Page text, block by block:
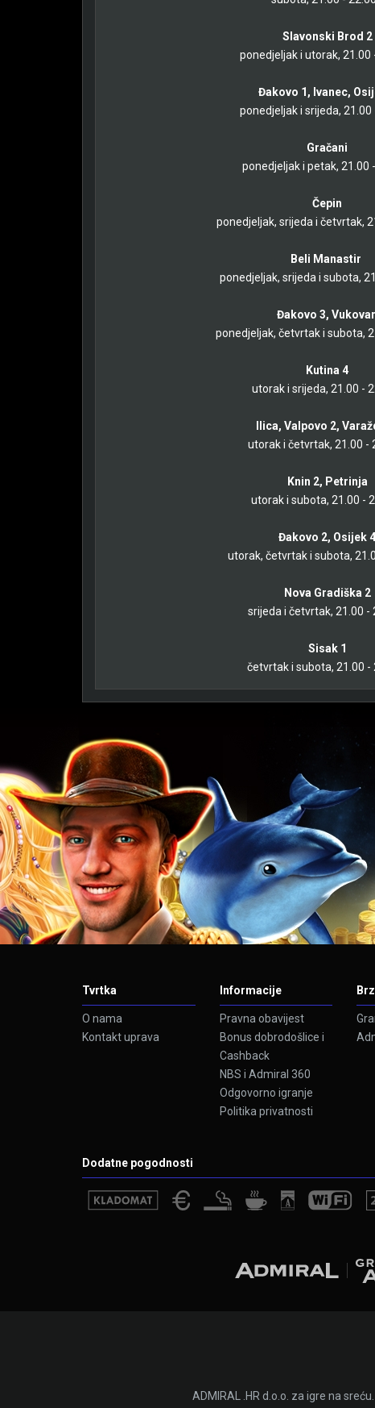
Slavonski Brod 2
ponedjeljak i utorak, 21.00
Đakovo 1, Ivanec,
ponedjeljak i srijeda, 21.00
Gračani
ponedjeljak i petak, 21.00
Čepin
ponedjeljak, srijeda i četvrtak,
Beli Manastir
ponedjeljak, srijeda i subota,
Đakovo 3, Vukovar
ponedjeljak, četvrtak i subota,
Kutina 4
utorak i srijeda, 21.00 -
Ilica, Valpovo 2,
utorak i četvrtak, 21.00 -
Knin 2, Petrinja
utorak i subota, 21.00 -
Đakovo 2, Osijek 4
utorak, četvrtak i subota,
Nova Gradiška 2
srijeda i četvrtak, 21.00 -
Sisak 1
četvrtak i subota, 21.00 -
Tvrtka
O nama
Kontakt uprava
Informacije
Pravna obavijest
Bonus dobrodošlice i
Cashback
NBS i Admiral 360
Odgovorno igranje
Politika privatnosti
Dodatne pogodnosti
ADMIRAL .HR d.o.o. za igre na